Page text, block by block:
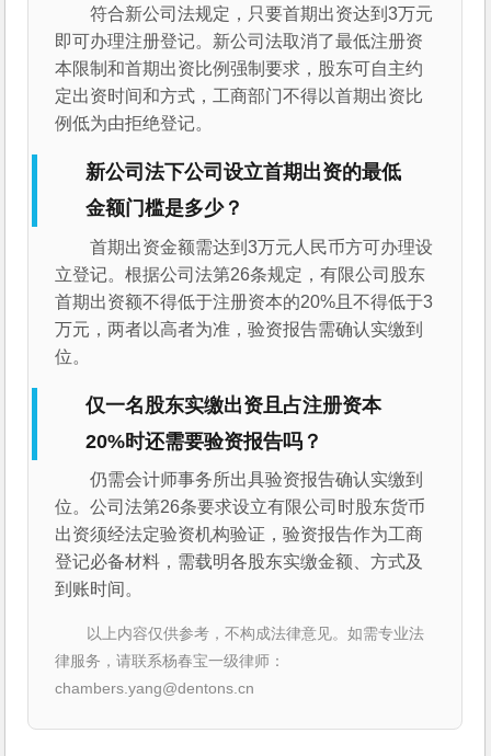
符合新公司法规定，只要首期出资达到3万元
即可办理注册登记。新公司法取消了最低注册资
本限制和首期出资比例强制要求，股东可自主约
定出资时间和方式，工商部门不得以首期出资比
例低为由拒绝登记。
新公司法下公司设立首期出资的最低
金额门槛是多少？
首期出资金额需达到3万元人民币方可办理设
立登记。根据公司法第26条规定，有限公司股东
首期出资额不得低于注册资本的20%且不得低于3
万元，两者以高者为准，验资报告需确认实缴到
位。
仅一名股东实缴出资且占注册资本
20%时还需要验资报告吗？
仍需会计师事务所出具验资报告确认实缴到
位。公司法第26条要求设立有限公司时股东货币
出资须经法定验资机构验证，验资报告作为工商
登记必备材料，需载明各股东实缴金额、方式及
到账时间。
以上内容仅供参考，不构成法律意见。如需专业法
律服务，请联系杨春宝一级律师：
chambers.yang@dentons.cn